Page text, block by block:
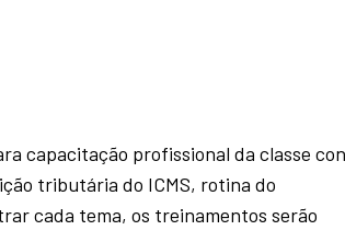
capacitação profissional da classe
tributária do ICMS, rotina do
cada tema, os treinamentos serão